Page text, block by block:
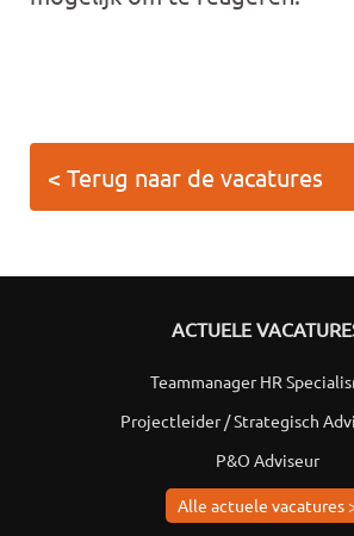
< Terug naar de vacatures
ACTUELE
Teammanager HR
Projectleider / Strategisch
P&O Adviseur
Alle actuele vacatures